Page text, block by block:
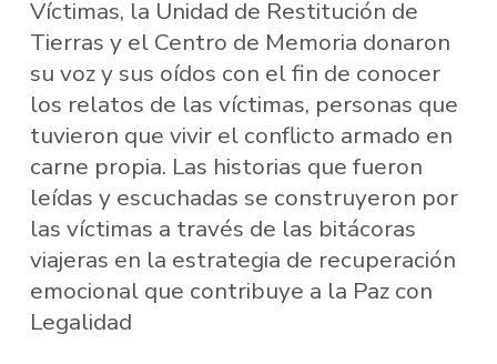
Víctimas, la Unidad de Restitución de
Tierras y el Centro de Memoria donaron
su voz y sus oídos con el fin de conocer
los relatos de las víctimas, personas que
tuvieron que vivir el conflicto armado en
carne propia. Las historias que fueron
leídas y escuchadas se construyeron por
las víctimas a través de las bitácoras
viajeras en la estrategia de recuperación
emocional que contribuye a la Paz con
Legalidad